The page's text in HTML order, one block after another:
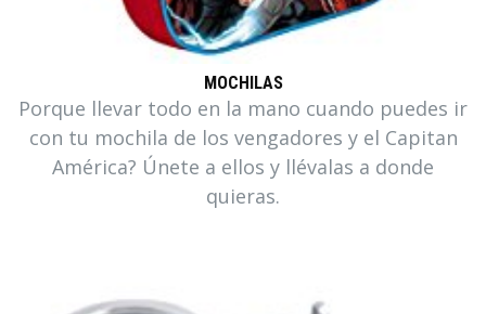
MOCHILAS
Porque llevar todo en la mano cuando puedes ir
con tu mochila de los vengadores y el Capitan
América? Únete a ellos y llévalas a donde
quieras.